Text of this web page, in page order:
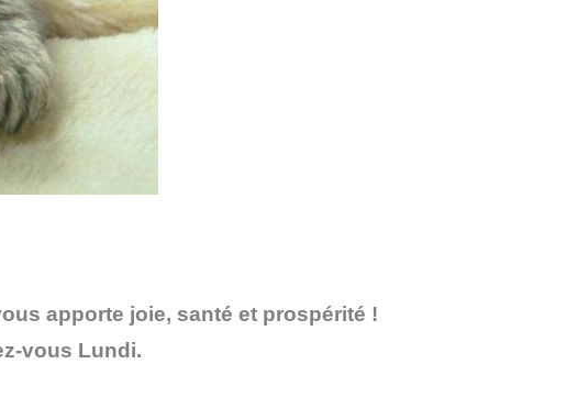
apporte joie, santé et prospérité !
vous Lundi.